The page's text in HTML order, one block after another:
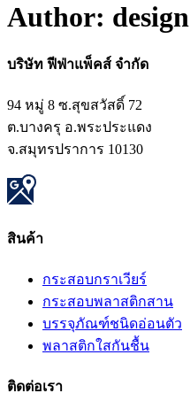
Author: design
บริษัท ฟีฟ่าแพ็คส์ จำกัด
94 หมู่ 8 ซ.สุขสวัสดิ์ 72
ต.บางครุ อ.พระประแดง
จ.สมุทรปราการ 10130
สินค้า
กระสอบกราเวียร์
กระสอบพลาสติกสาน
บรรจุภัณฑ์ชนิดอ่อนตัว
พลาสติกใสกันชื้น
ติดต่อเรา